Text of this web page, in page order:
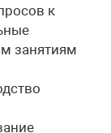
к
занятиям